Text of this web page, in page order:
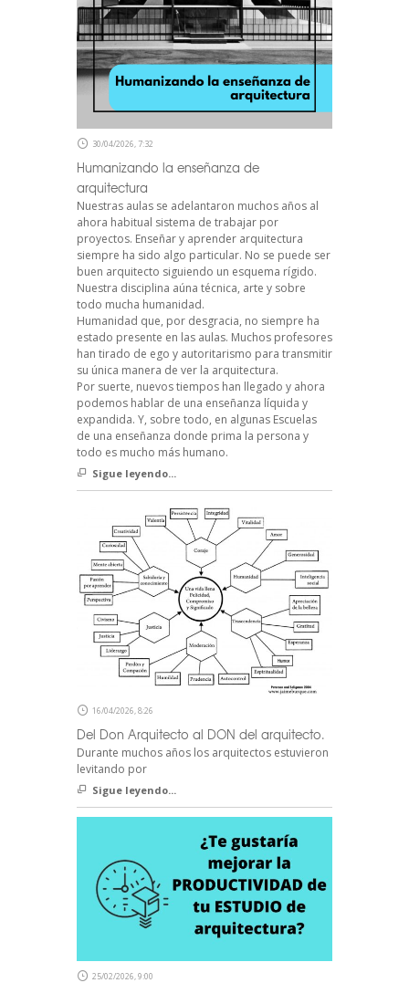
30/04/2026, 7:32
Humanizando la enseñanza de
arquitectura
Nuestras aulas se adelantaron muchos años al
ahora habitual sistema de trabajar por
proyectos. Enseñar y aprender arquitectura
siempre ha sido algo particular. No se puede ser
buen arquitecto siguiendo un esquema rígido.
Nuestra disciplina aúna técnica, arte y sobre
todo mucha humanidad.
Humanidad que, por desgracia, no siempre ha
estado presente en las aulas. Muchos profesores
han tirado de ego y autoritarismo para transmitir
su única manera de ver la arquitectura.
Por suerte, nuevos tiempos han llegado y ahora
podemos hablar de una enseñanza líquida y
expandida. Y, sobre todo, en algunas Escuelas
de una enseñanza donde prima la persona y
todo es mucho más humano.
Sigue leyendo...
16/04/2026, 8:26
Del Don Arquitecto al DON del arquitecto.
Durante muchos años los arquitectos estuvieron
levitando por
Sigue leyendo...
25/02/2026, 9:00